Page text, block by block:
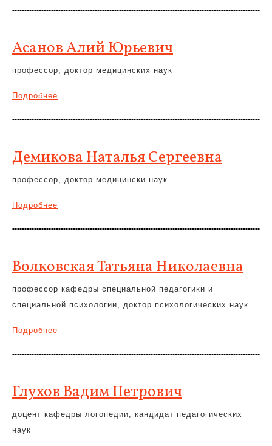
Асанов Алий Юрьевич
профессор, доктор медицинских наук
Подробнее
Демикова Наталья Сергеевна
профессор, доктор медицински наук
Подробнее
Волковская Татьяна Николаевна
профессор кафедры специальной педагогики и
специальной психологии, доктор психологических наук
Подробнее
Глухов Вадим Петрович
доцент кафедры логопедии, кандидат педагогических
наук